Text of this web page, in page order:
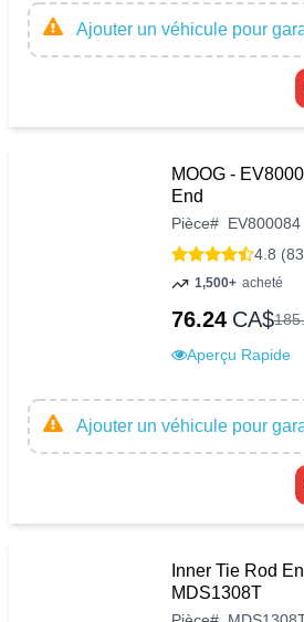
Ajouter un véhicule pour
MOOG -
End
Pièce# EV800084
4.8
1,500+ acheté
76.24 CA$185.
Aperçu Rapide
Ajouter un véhicule pour
Inner Tie Rod
MDS1308T